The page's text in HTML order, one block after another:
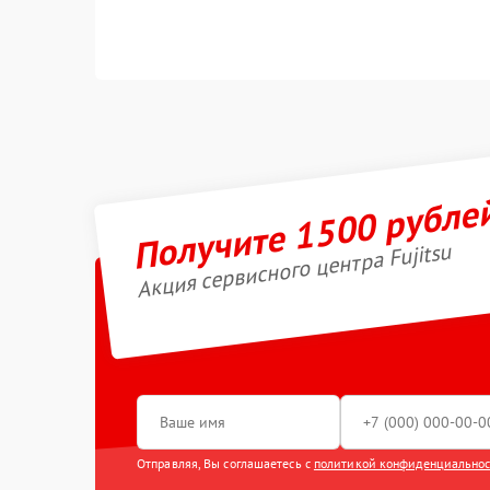
Получите 1500
Акция сервисного центра Fujitsu
Отправляя, Вы соглашаетесь с политикой